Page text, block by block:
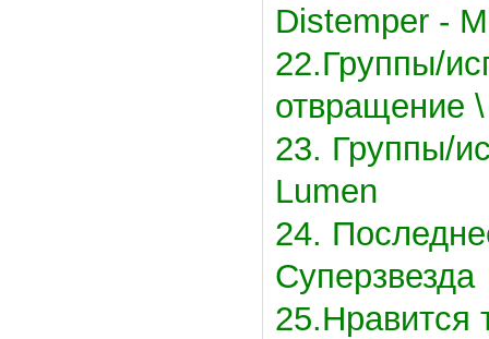
Distemper -
22.Группы/
отвращение
23. Группы/
Lumen
24.
Суперзвезда
25.Нравится